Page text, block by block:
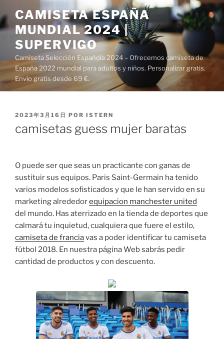
al
contenido
CAMISETA ESPAÑA
MUNDIAL 2024 |
SUPERVIGO
Camiseta Selección Española 2024 – Ofrecemos camiseta de
España 2022 mundial para adultos y niños. Personalizar gratis.
Envío gratis desde 69 €.
PUBLICADO
2023年3月16日 POR ISTERN
camisetas guess mujer baratas
O puede ser que seas un practicante con ganas de
sustituir sus equipos. Paris Saint-Germain ha tenido
varios modelos sofisticados y que le han servido en su
marketing alrededorequipacion manchester united
del mundo. Has aterrizado en la tienda de deportes que
calmará tu inquietud, cualquiera que fuere el estilo,
camiseta de franciavas a poder identificar tu camiseta
fútbol 2018. En nuestra página Web sabrás pedir
cantidad de productos y con descuento.